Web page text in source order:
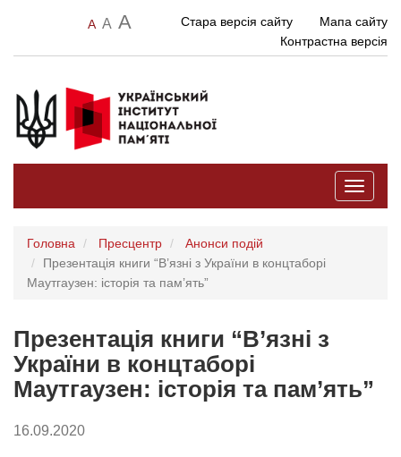
A A A Стара версія сайту
Мапа сайту
Контрастна версія
Toggle
Головна Пресцентр
Анонси подій
Презентація книги “В’язні з України в концтаборі
Маутгаузен: історія та пам’ять”
Презентація книги “В’язні з
України в концтаборі
Маутгаузен: історія та пам’ять”
16.09.2020